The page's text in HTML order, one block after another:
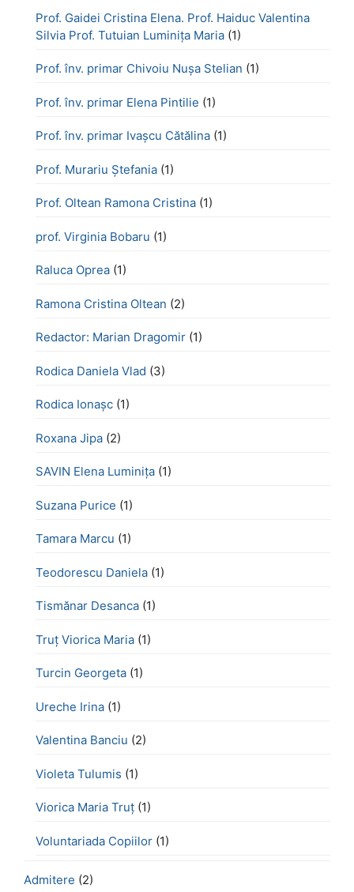
Prof. Gaidei Cristina Elena. Prof. Haiduc Valentina
Silvia Prof. Tutuian Luminița Maria (1)
Prof. înv. primar Chivoiu Nușa Stelian (1)
Prof. înv. primar Elena Pintilie (1)
Prof. înv. primar Ivașcu Cătălina (1)
Prof. Murariu Ștefania (1)
Prof. Oltean Ramona Cristina (1)
prof. Virginia Bobaru (1)
Raluca Oprea (1)
Ramona Cristina Oltean (2)
Redactor: Marian Dragomir (1)
Rodica Daniela Vlad (3)
Rodica Ionașc (1)
Roxana Jipa (2)
SAVIN Elena Luminița (1)
Suzana Purice (1)
Tamara Marcu (1)
Teodorescu Daniela (1)
Tismănar Desanca (1)
Truț Viorica Maria (1)
Turcin Georgeta (1)
Ureche Irina (1)
Valentina Banciu (2)
Violeta Tulumis (1)
Viorica Maria Truț (1)
Voluntariada Copiilor (1)
Admitere (2)